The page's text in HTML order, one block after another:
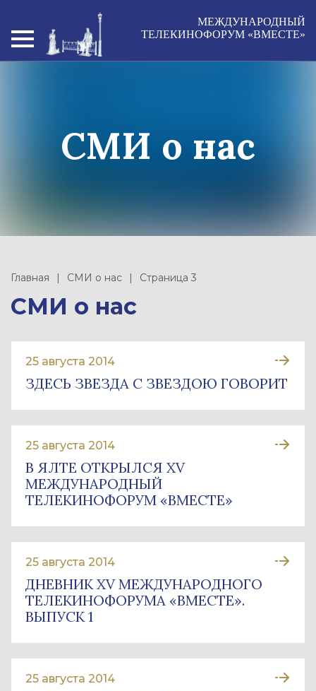
МЕЖДУНАРОДНЫЙ
ТЕЛЕКИНОФОРУМ «ВМЕСТЕ»
СМИ о нас
Главная СМИ о нас Страница 3
СМИ о нас
25 августа 2014
ЗДЕСЬ ЗВЕЗДА С ЗВЕЗДОЮ ГОВОРИТ
25 августа 2014
В ЯЛТЕ ОТКРЫЛСЯ XV
МЕЖДУНАРОДНЫЙ
ТЕЛЕКИНОФОРУМ «ВМЕСТЕ»
25 августа 2014
ДНЕВНИК XV МЕЖДУНАРОДНОГО
ТЕЛЕКИНОФОРУМА «ВМЕСТЕ».
ВЫПУСК 1
25 августа 2014